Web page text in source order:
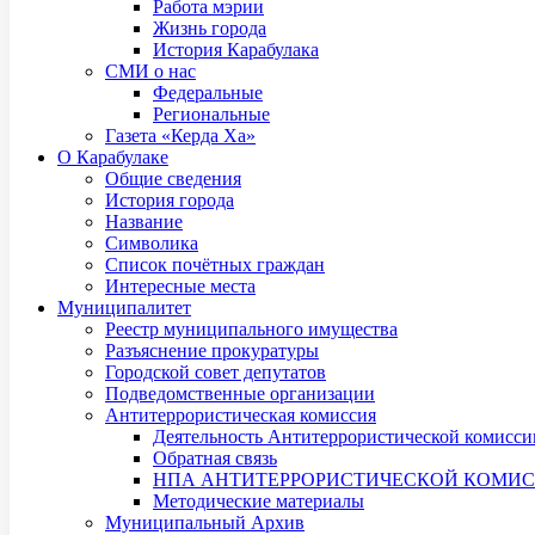
Работа мэрии
Жизнь города
История Карабулака
СМИ о нас
Федеральные
Региональные
Газета «Керда Ха»
О Карабулаке
Общие сведения
История города
Название
Символика
Список почётных граждан
Интересные места
Муниципалитет
Реестр муниципального имущества
Разъяснение прокуратуры
Городской совет депутатов
Подведомственные организации
Антитеррористическая комиссия
Деятельность Антитеррористической
Обратная связь
НПА АНТИТЕРРОРИСТИЧЕСКОЙ
Методические материалы
Муниципальный Архив